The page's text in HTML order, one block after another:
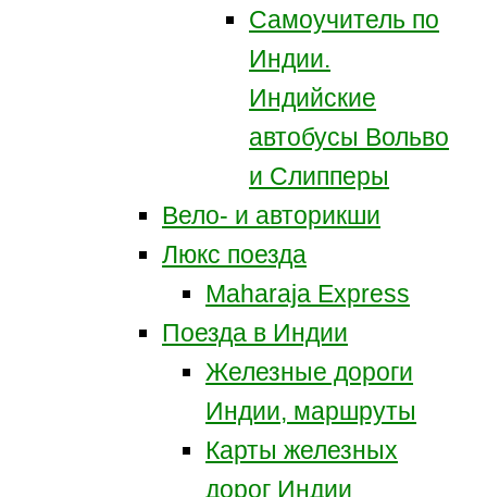
Самоучитель по
Индии.
Индийские
автобусы Вольво
и Слипперы
Вело- и авторикши
Люкс поезда
Maharaja Express
Поезда в Индии
Железные дороги
Индии, маршруты
Карты железных
дорог Индии